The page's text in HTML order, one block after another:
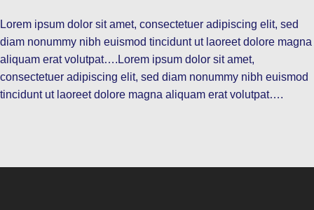
Lorem ipsum dolor sit amet, consectetuer adipiscing elit, sed
diam nonummy nibh euismod tincidunt ut laoreet dolore magna
aliquam erat volutpat….Lorem ipsum dolor sit amet,
consectetuer adipiscing elit, sed diam nonummy nibh euismod
tincidunt ut laoreet dolore magna aliquam erat volutpat….